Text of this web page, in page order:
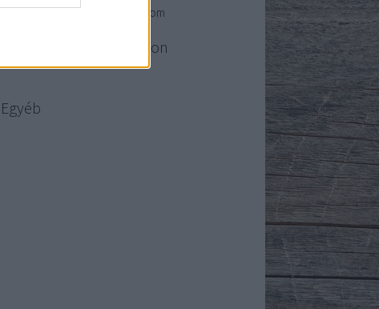
borsoszsofia.zoldhid@gmail.com
Öko-Kuckó a facebookon
Egyéb